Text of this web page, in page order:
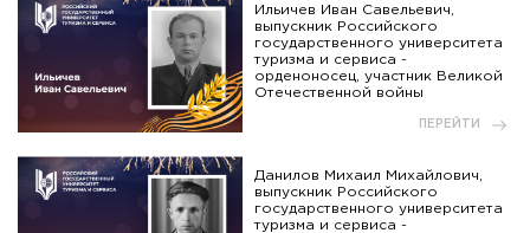
Ильичев Иван Савельевич,
выпускник Российского
государственного университета
туризма и сервиса -
орденоносец, участник Великой
Отечественной войны
ПЕРЕЙТИ
Данилов Михаил Михайлович,
выпускник Российского
государственного университета
туризма и сервиса -